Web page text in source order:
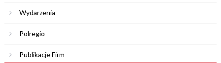
Wydarzenia
Polregio
Publikacje Firm